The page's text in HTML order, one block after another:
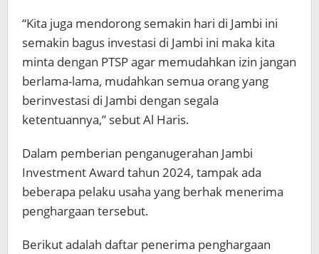
“Kita juga mendorong semakin hari di Jambi ini
semakin bagus investasi di Jambi ini maka kita
minta dengan PTSP agar memudahkan izin jangan
berlama-lama, mudahkan semua orang yang
berinvestasi di Jambi dengan segala
ketentuannya,” sebut Al Haris.
Dalam pemberian penganugerahan Jambi
Investment Award tahun 2024, tampak ada
beberapa pelaku usaha yang berhak menerima
penghargaan tersebut.
Berikut adalah daftar penerima penghargaan